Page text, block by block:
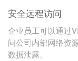
安全远程访问
企业员工可以通过
问公司内部网络资
数据泄露。